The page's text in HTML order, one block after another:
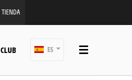
TIENDA
CLUB ES